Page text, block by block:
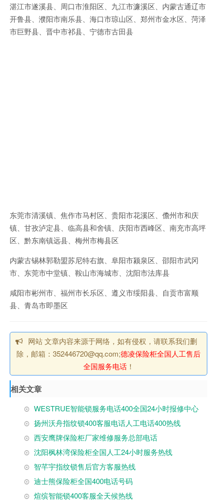
湛江市遂溪县、周口市淮阳区、九江市濂溪区、内蒙古通辽市
开鲁县、濮阳市南乐县、海口市琼山区、郑州市金水区、菏泽
市巨野县、晋中市祁县、宁德市古田县
东莞市清溪镇、焦作市马村区、贵阳市花溪区、儋州市和庆
镇、甘孜泸定县、临高县和舍镇、庆阳市西峰区、南充市高坪
区、黔东南镇远县、梅州市梅县区
内蒙古锡林郭勒盟苏尼特右旗、阜阳市颍泉区、邵阳市武冈
市、东莞市中堂镇、鞍山市海城市、沈阳市法库县
咸阳市彬州市、福州市长乐区、遵义市绥阳县、自贡市富顺
县、青岛市即墨区
网站 文章内容来源于网络，如有侵权，请联系我们删
除，邮箱：352446720@qq.com;德凌保险柜全国人工售后
全国服务电话！
相关文章
WESTRUE智能锁服务电话400全国24小时报修中心
扬州沃舟指纹锁400客服电话人工电话400热线
西安鹰牌保险柜厂家维修服务总部电话
沈阳枫林湾保险柜全国人工24小时服务热线
智芊宇指纹锁售后官方客服热线
迪士熊保险柜全国400电话号码
煊缤智能锁400客服全天候热线